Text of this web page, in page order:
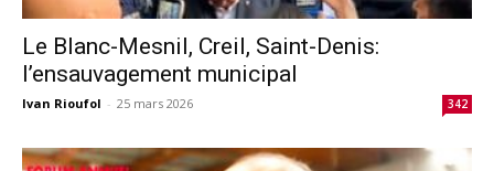
Le Blanc-Mesnil, Creil, Saint-Denis:
l’ensauvagement municipal
Ivan Rioufol - 25 mars 2026 342